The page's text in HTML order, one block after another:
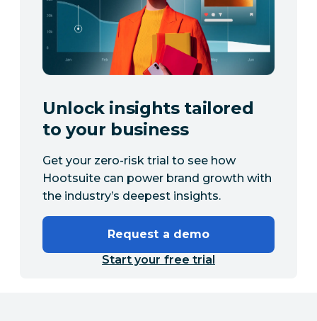
Unlock insights tailored
to your business
Get your zero-risk trial to see how
Hootsuite can power brand growth with
the industry’s deepest insights.
Request a demo
Start your free trial